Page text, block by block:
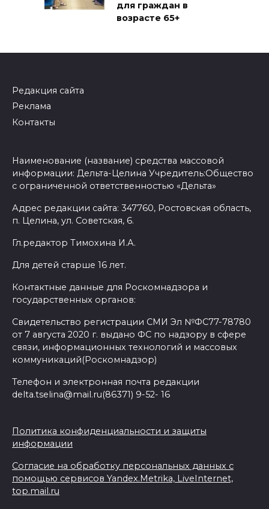
для граждан в
возрасте 65+
Редакция сайта
Реклама
Контакты
Наименование (название) средства массовой
информации: Дельта-Целина Учредитель:Общество
с ограниченной ответственностью «Дельта»
Адрес редакции сайта: 347760, Ростовская область,
п. Целина, ул. Советская, 6.
Гл.редактор Тимохина И.А.
Для детей старше 16 лет.
Контактные данные для Роскомнадзора и
государственных органов:
Свидетельство регистрации СМИ Эл №ФС77-78780
от 7 августа 2020 г. выдано ФС по надзору в сфере
связи, информационных технологий и массовых
коммуникаций(Роскомнадзор)
Телефон и электронная почта редакции
delta.tselina@mail.ru(86371) 9-52- 16
Политика конфиденциальности и защиты
информации
Согласие на обработку персональных данных с
помощью сервисов Yandex.Metrika, LiveInternet,
top.mail.ru